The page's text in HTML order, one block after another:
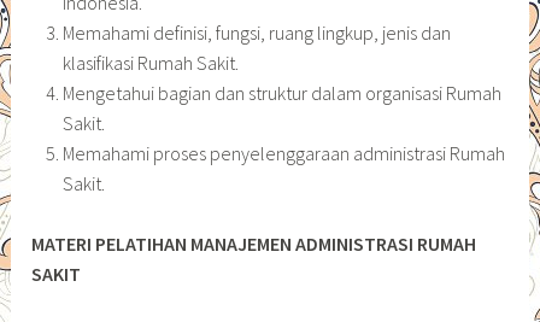
Memahami definisi, fungsi, ruang lingkup, jenis dan
klasifikasi Rumah Sakit.
Mengetahui bagian dan struktur dalam organisasi Rumah
Sakit.
Memahami proses penyelenggaraan administrasi Rumah
Sakit.
MATERI PELATIHAN MANAJEMEN ADMINISTRASI RUMAH
SAKIT